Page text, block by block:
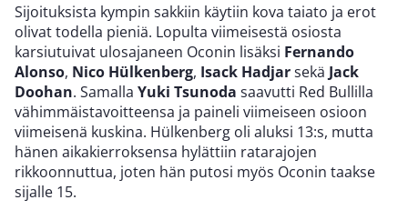
Sijoituksista kympin sakkiin käytiin kova taiato ja erot
olivat todella pieniä. Lopulta viimeisestä osiosta
karsiutuivat ulosajaneen Oconin lisäksi Fernando
Alonso, Nico Hülkenberg, Isack Hadjarsekä Jack
Doohan. Samalla Yuki Tsunoda saavutti Red Bullilla
vähimmäistavoitteensa ja paineli viimeiseen osioon
viimeisenä kuskina. Hülkenberg oli aluksi 13:s, mutta
hänen aikakierroksensa hylättiin ratarajojen
rikkoonnuttua, joten hän putosi myös Oconin taakse
sijalle 15.